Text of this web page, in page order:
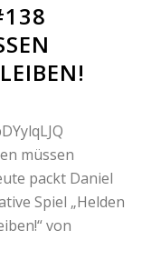
müssen
packt Daniel
Spiel „Helden
von